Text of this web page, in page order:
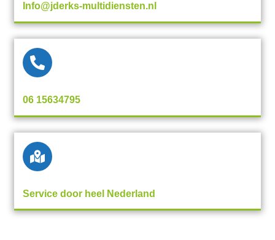
Info@jderks-multidiensten.nl
06 15634795
Service door heel Nederland